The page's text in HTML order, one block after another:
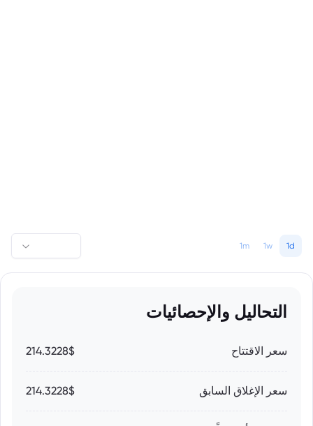
1d
1w
1m
التحاليل والإحصائيات
سعر الاقتتاح 214.3228$
سعر الإغلاق السابق 214.3228$